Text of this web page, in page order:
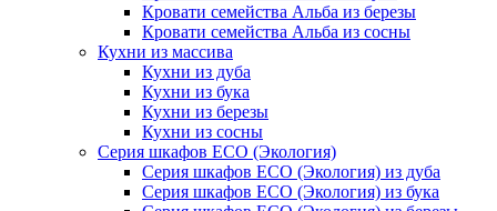
Кровати семейства Альба из березы
Кровати семейства Альба из сосны
Кухни из массива
Кухни из дуба
Кухни из бука
Кухни из березы
Кухни из сосны
Серия шкафов ECO (Экология)
Серия шкафов ECO (Экология) из дуба
Серия шкафов ECO (Экология) из бука